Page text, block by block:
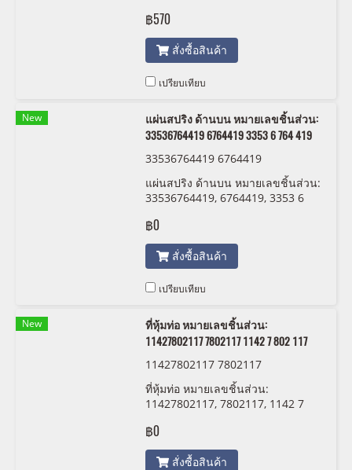
฿570
สั่งซื้อสินค้า
เปรียบเทียบ
New
แผ่นสปริง ด้านบน หมายเลขชิ้นส่วน:
33536764419 6764419 3353 6 764 419
33536764419 6764419
แผ่นสปริง ด้านบน หมายเลขชิ้นส่วน:
33536764419, 6764419, 3353 6
฿0
สั่งซื้อสินค้า
เปรียบเทียบ
New
ที่หุ้มท่อ หมายเลขชิ้นส่วน:
11427802117 7802117 1142 7 802 117
11427802117 7802117
ที่หุ้มท่อ หมายเลขชิ้นส่วน:
11427802117, 7802117, 1142 7
฿0
สั่งซื้อสินค้า